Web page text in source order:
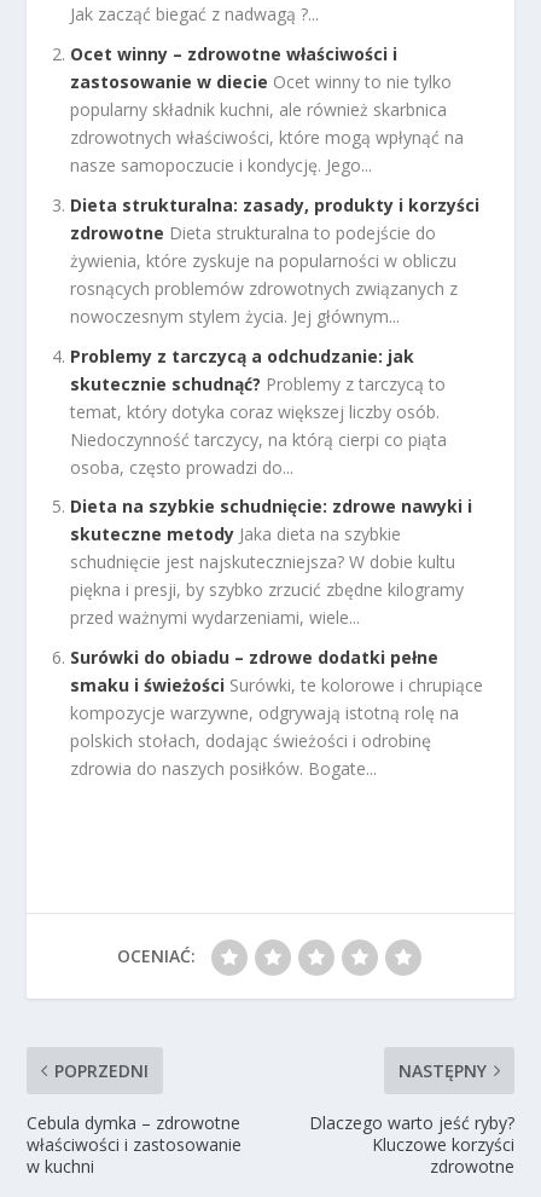
Jak zacząć biegać z nadwagą ?...
Ocet winny – zdrowotne właściwości i
zastosowanie w diecie Ocet winny to nie tylko
popularny składnik kuchni, ale również skarbnica
zdrowotnych właściwości, które mogą wpłynąć na
nasze samopoczucie i kondycję. Jego...
Dieta strukturalna: zasady, produkty i korzyści
zdrowotne Dieta strukturalna to podejście do
żywienia, które zyskuje na popularności w obliczu
rosnących problemów zdrowotnych związanych z
nowoczesnym stylem życia. Jej głównym...
Problemy z tarczycą a odchudzanie: jak
skutecznie schudnąć? Problemy z tarczycą to
temat, który dotyka coraz większej liczby osób.
Niedoczynność tarczycy, na którą cierpi co piąta
osoba, często prowadzi do...
Dieta na szybkie schudnięcie: zdrowe nawyki i
skuteczne metody Jaka dieta na szybkie
schudnięcie jest najskuteczniejsza? W dobie kultu
piękna i presji, by szybko zrzucić zbędne kilogramy
przed ważnymi wydarzeniami, wiele...
Surówki do obiadu – zdrowe dodatki pełne
smaku i świeżości Surówki, te kolorowe i chrupiące
kompozycje warzywne, odgrywają istotną rolę na
polskich stołach, dodając świeżości i odrobinę
zdrowia do naszych posiłków. Bogate...
OCENIAĆ:
POPRZEDNI
Cebula dymka – zdrowotne
właściwości i zastosowanie
w kuchni
NASTĘPNY
Dlaczego warto jeść ryby?
Kluczowe korzyści
zdrowotne